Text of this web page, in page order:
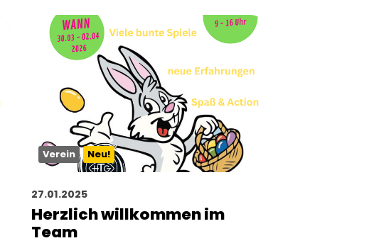
Verein Neu!
27.01.2025
Herzlich willkommen im
Team